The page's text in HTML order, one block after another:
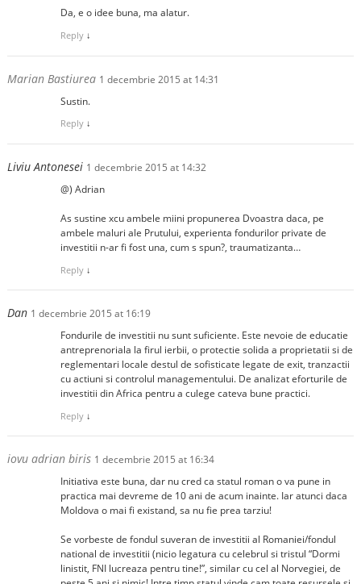
Da, e o idee buna, ma alatur.
Reply ↓
Marian Bastiurea 1 decembrie 2015 at 14:31
Sustin.
Reply ↓
Liviu Antonesei 1 decembrie 2015 at 14:32
@) Adrian
As sustine xcu ambele miini propunerea Dvoastra daca, pe
ambele maluri ale Prutului, experienta fondurilor private de
investitii n-ar fi fost una, cum s spun?, traumatizanta…
Reply ↓
Dan 1 decembrie 2015 at 16:19
Fondurile de investitii nu sunt suficiente. Este nevoie de educatie
antreprenoriala la firul ierbii, o protectie solida a proprietatii si de
reglementari locale destul de sofisticate legate de exit, tranzactii
cu actiuni si controlul managementului. De analizat eforturile de
investitii din Africa pentru a culege cateva bune practici.
Reply ↓
iovu adrian biris 1 decembrie 2015 at 16:34
Initiativa este buna, dar nu cred ca statul roman o va pune in
practica mai devreme de 10 ani de acum inainte. Iar atunci daca
Moldova o mai fi existand, sa nu fie prea tarziu!
Se vorbeste de fondul suveran de investitii al Romaniei/fondul
national de investitii (nicio legatura cu celebrul si tristul “Dormi
linistit, FNI lucreaza pentru tine!”, similar cu cel al Norvegiei, de